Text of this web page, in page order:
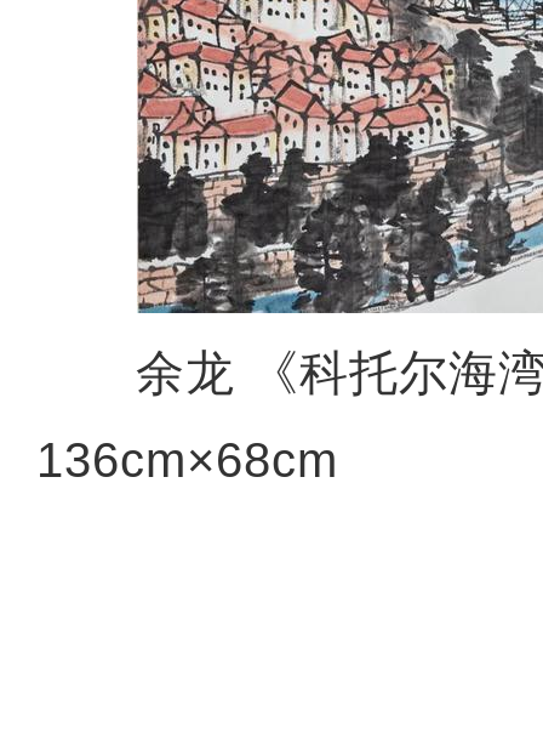
余龙 《科托尔海
136cm×68cm